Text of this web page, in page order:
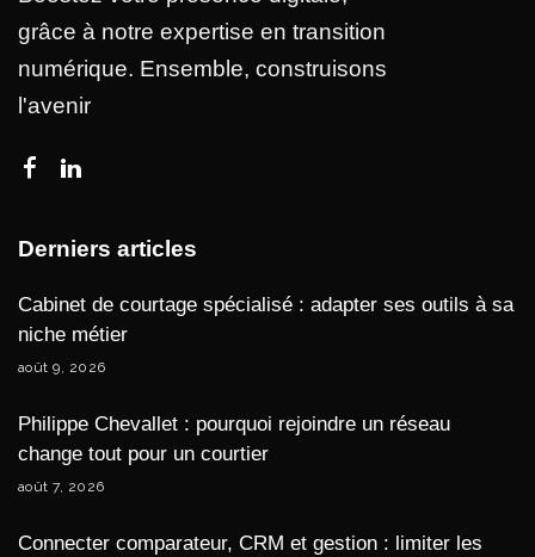
grâce à notre expertise en transition
numérique. Ensemble, construisons
l'avenir
Derniers articles
Cabinet de courtage spécialisé : adapter ses outils à sa
niche métier
août 9, 2026
Philippe Chevallet : pourquoi rejoindre un réseau
change tout pour un courtier
août 7, 2026
Connecter comparateur, CRM et gestion : limiter les